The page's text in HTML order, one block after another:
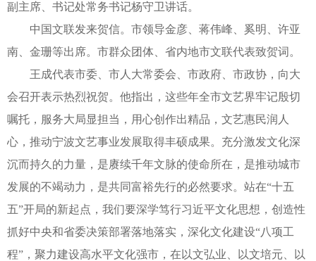
副主席、书记处常务书记杨守卫讲话。
中国文联发来贺信。市领导金彦、蒋伟峰、奚明、许亚
南、金珊等出席。市群众团体、省内地市文联代表致贺词。
王成代表市委、市人大常委会、市政府、市政协，向大
会召开表示热烈祝贺。他指出，这些年全市文艺界牢记殷切
嘱托，服务大局显担当，用心创作出精品，文艺惠民润人
心，推动宁波文艺事业发展取得丰硕成果。充分激发文化深
沉而持久的力量，是赓续千年文脉的使命所在，是推动城市
发展的不竭动力，是共同富裕先行的必然要求。站在“十五
五”开局的新起点，我们要深学笃行习近平文化思想，创造性
抓好中央和省委决策部署落地落实，深化文化建设“八项工
程”，聚力建设高水平文化强市，在以文弘业、以文培元、以